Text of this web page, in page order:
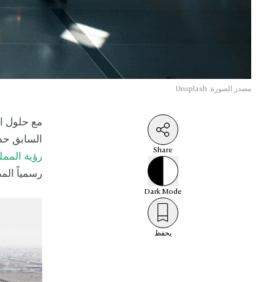
مصدر الصورة: Unsplash
Share
DarkMode
يحفظ
السابق
رؤية
رسمياً